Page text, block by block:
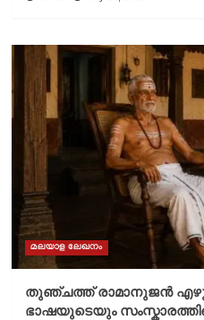
മലയാള ലേഖനം
തുഞ്ചത്ത് രാമാനുജൻ
ഭാഷയുടെയും